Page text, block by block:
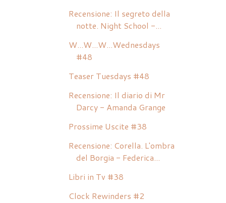
Recensione: Il segreto della
notte. Night School -...
W...W...W...Wednesdays
#48
Teaser Tuesdays #48
Recensione: Il diario di Mr
Darcy - Amanda Grange
Prossime Uscite #38
Recensione: Corella. L'ombra
del Borgia - Federica...
Libri in Tv #38
Clock Rewinders #2